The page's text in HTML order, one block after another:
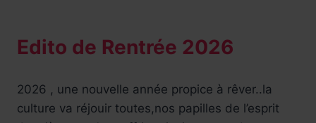
Edito de Rentrée 2026
2026 , une nouvelle année propice à rêver..la
culture va réjouir toutes,nos papilles de l’esprit